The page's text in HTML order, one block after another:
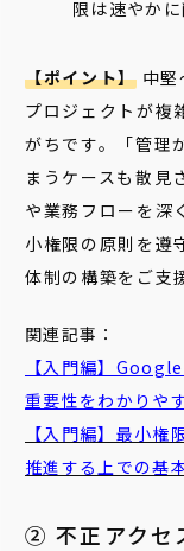
限は速やか
【ポイント】 中堅
プロジェクトが複
がちです。「管理
まうケースも散見
や業務フローを深
小権限の原則を遵
体制の構築をご支
関連記事：
【入門編】
重要性をわかりや
【入門編】最小権
推進する上での基
② 不正アクセ